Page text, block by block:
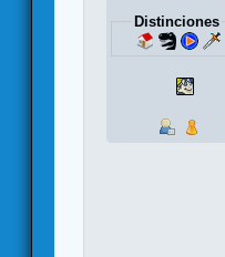
Distinciones